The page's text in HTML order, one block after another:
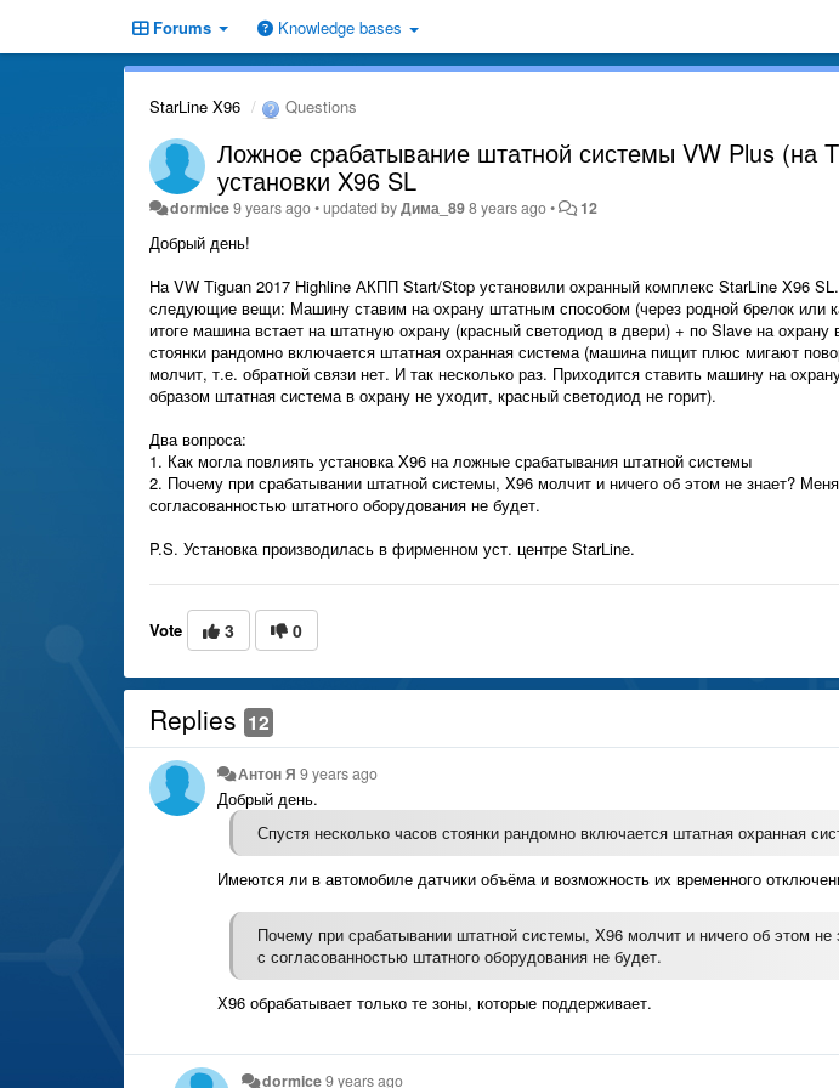
Forums Knowledge bases
StarLine X96 Questions
Ложное срабатывание штатной системы VW Plus (на
установки X96 SL
dormice9 years ago•updated byДима_898 years ago• 12
Добрый день!
На VW Tiguan 2017 Highline АКПП Start/Stop установили охранный комплекс StarLine X96
следующие вещи: Машину ставим на охрану штатным способом (через родной брелок или
итоге машина встает на штатную охрану (красный светодиод в двери) + по Slave на охрану
стоянки рандомно включается штатная охранная система (машина пищит плюс мигают
молчит, т.е. обратной связи нет. И так несколько раз. Приходится ставить машину на
образом штатная система в охрану не уходит, красный светодиод не горит).
Два вопроса:
1. Как могла повлиять установка X96 на ложные срабатывания штатной системы
2. Почему при срабатывании штатной системы, X96 молчит и ничего об этом не знает?
согласованностью штатного оборудования не будет.
P.S. Установка производилась в фирменном уст. центре StarLine.
Vote 3 0
Replies 12
Антон Я 9 years ago
Добрый день.
Спустя несколько часов стоянки рандомно включается штатная охранная
Имеются ли в автомобиле датчики объёма и возможность их временного
Почему при срабатывании штатной системы, X96 молчит и ничего об этом
с согласованностью штатного оборудования не будет.
Х96 обрабатывает только те зоны, которые поддерживает.
dormice9 years ago